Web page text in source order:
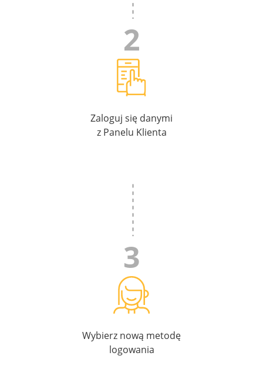
Zaloguj się danymi
z Panelu Klienta
Wybierz nową metodę
logowania